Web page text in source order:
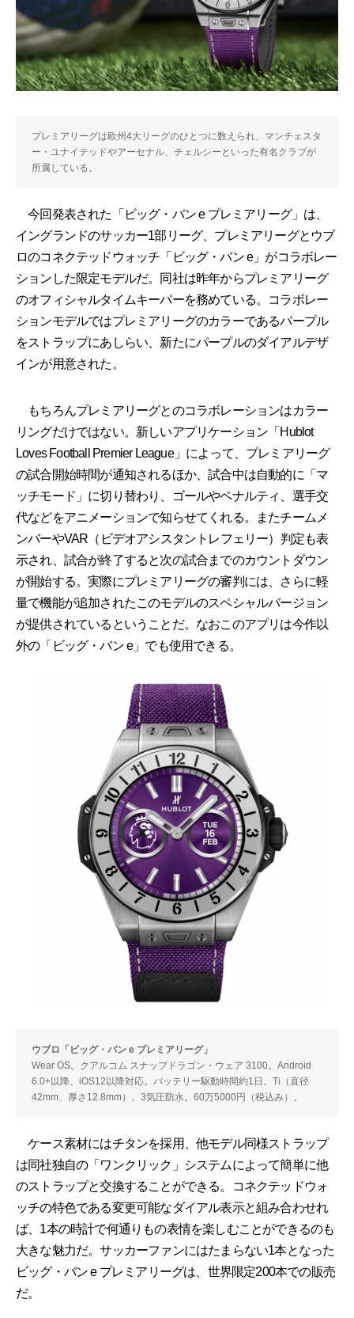
プレミアリーグは欧州4大リーグのひとつに数えられ、マンチェスタ
ー・ユナイテッドやアーセナル、チェルシーといった有名クラブが
所属している。
今回発表された「ビッグ・バン e プレミアリーグ」は、
イングランドのサッカー1部リーグ、プレミアリーグとウブ
ロのコネクテッドウォッチ「ビッグ・バン e」がコラボレー
ションした限定モデルだ。同社は昨年からプレミアリーグ
のオフィシャルタイムキーパーを務めている。コラボレー
ションモデルではプレミアリーグのカラーであるパープル
をストラップにあしらい、新たにパープルのダイアルデザ
インが用意された。
もちろんプレミアリーグとのコラボレーションはカラー
リングだけではない。新しいアプリケーション「Hublot
Loves Football Premier League」によって、プレミアリーグ
の試合開始時間が通知されるほか、試合中は自動的に「マ
ッチモード」に切り替わり、ゴールやペナルティ、選手交
代などをアニメーションで知らせてくれる。またチームメ
ンバーやVAR（ビデオアシスタントレフェリー）判定も表
示され、試合が終了すると次の試合までのカウントダウン
が開始する。実際にプレミアリーグの審判には、さらに軽
量で機能が追加されたこのモデルのスペシャルバージョン
が提供されているということだ。なおこのアプリは今作以
外の「ビッグ・バン e」でも使用できる。
ウブロ「ビッグ・バン e プレミアリーグ」
Wear OS。クアルコム スナップドラゴン・ウェア 3100。Android
6.0+以降、iOS12以降対応。バッテリー駆動時間約1日。Ti（直径
42mm、厚さ12.8mm）。3気圧防水。60万5000円（税込み）。
ケース素材にはチタンを採用、他モデル同様ストラップ
は同社独自の「ワンクリック」システムによって簡単に他
のストラップと交換することができる。コネクテッドウォ
ッチの特色である変更可能なダイアル表示と組み合わせれ
ば、1本の時計で何通りもの表情を楽しむことができるのも
大きな魅力だ。サッカーファンにはたまらない1本となった
ビッグ・バン e プレミアリーグは、世界限定200本での販売
だ。